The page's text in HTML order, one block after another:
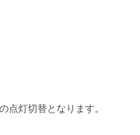
点灯切替となります。